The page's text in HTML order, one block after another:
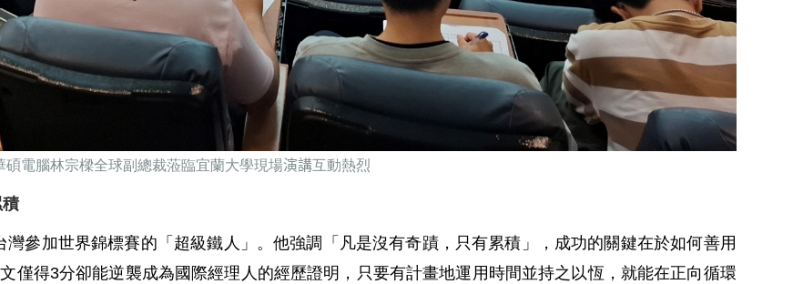
碩電腦林宗樑全球副總裁蒞臨宜蘭大學現場演講互動熱烈
參加世界錦標賽的「超級鐵人」。他強調「凡是沒有奇蹟，只有累積」，成功的關鍵在於如何善用
僅得3分卻能逆襲成為國際經理人的經歷證明，只要有計畫地運用時間並持之以恆，就能在正向循環